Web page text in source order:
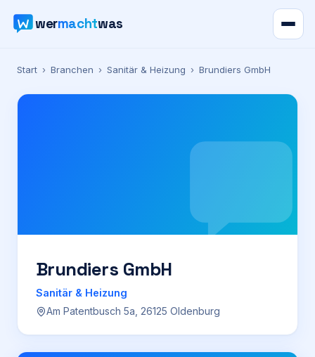
wermachtwas
Verzeichnis
Karte
Preise
Für Firmen
Login
Start › Branchen › Sanitär & Heizung › Brundiers GmbH
Brundiers GmbH
Sanitär & Heizung
Am Patentbusch 5a, 26125 Oldenburg